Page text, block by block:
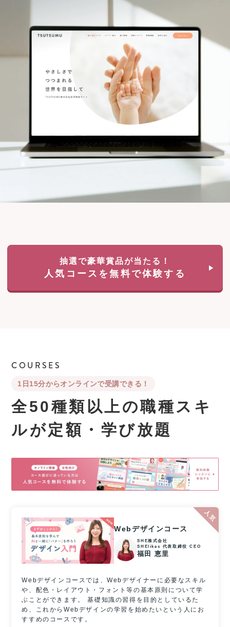
抽選で豪華賞品が当たる！
人気コースを無料で体験する
COURSES
1日15分からオンラインで受講できる！
全50種類以上の職種スキ
ルが定額・学び放題
Webデザインコース
SHE株式会社
SHElikes 代表取締役 CEO
福田 恵里
Webデザインコースでは、Webデザイナーに必要なスキル
や、配色・レイアウト・フォント等の基本原則について学
ぶことができます。 基礎知識の習得を目的としているた
め、これからWebデザインの学習を始めたいという人にお
すすめのコースです。